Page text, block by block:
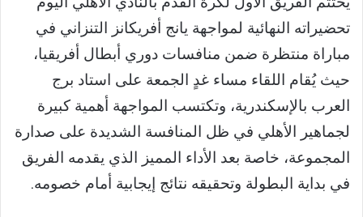
تحضيراته النهائية لمواجهة يانج أفريكانز التنزاني في
مباراة منتظرة ضمن منافسات دوري أبطال أفريقيا،
حيث يُقام اللقاء مساء غدٍ الجمعة على استاد برج
العرب بالإسكندرية، وتكتسب المواجهة أهمية كبيرة
لجماهير الأهلي في ظل المنافسة الشديدة على صدارة
المجموعة، خاصة بعد الأداء المميز الذي يقدمه الفريق
في بداية البطولة وتحقيقه نتائج إيجابية أمام خصومه.